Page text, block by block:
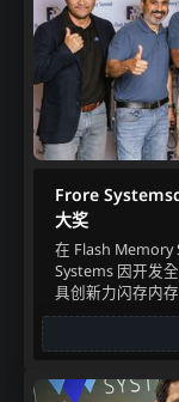
Frore
大奖​
在 Flash Memory
Systems 因开发
具创新力闪存内